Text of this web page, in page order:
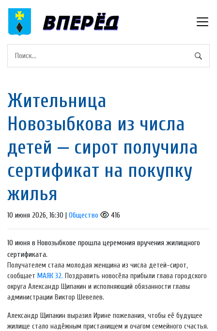
Жительница
Новозыбкова из числа
детей — сирот получила
сертификат на покупку
жилья
10 июня 2026, 16:30 | Общество 416
10 июня в Новозыбкове прошла церемония вручения жилищного
сертификата.
Получателем стала молодая женщина из числа детей-сирот,
сообщает МАЯК 32. Поздравить новосёла прибыли глава городского
округа Александр Щипакин и исполняющий обязанности главы
администрации Виктор Шевелев.
Александр Щипакин выразил Ирине пожелания, чтобы её будущее
жилище стало надёжным пристанищем и очагом семейного счастья.